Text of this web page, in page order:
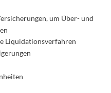
um Über- und
Liquidationsverfahren